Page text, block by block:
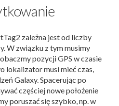
zależna jest od liczby
W związku z tym musimy
pozycji GPS w czasie
lokalizator musi mieć czas,
Galaxy. Spacerując po
częściej nowe położenie
poruszać się szybko, np. w